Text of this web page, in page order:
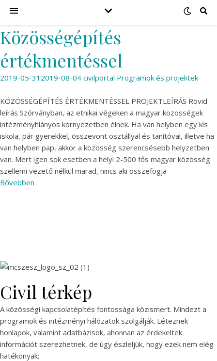
Közösségépítés
értékmentéssel
2019-05-31 2019-08-04 civilportal Programok és projektek
KÖZÖSSÉGÉPÍTÉS ÉRTÉKMENTÉSSEL PROJEKTLEÍRÁS Rövid
leírás Szórványban, az etnikai végeken a magyar közösségek
intézményhiányos környezetben élnek. Ha van helyben egy kis
iskola, pár gyerekkel, összevont osztállyal és tanítóval, illetve ha
van helyben pap, akkor a közösség szerencsésebb helyzetben
van. Mert igen sok esetben a helyi 2-500 fős magyar közösség
szellemi vezető nélkül marad, nincs aki összefogja
Bővebben
Civil térkép
A közösségi kapcsolatépítés fontossága közismert. Mindezt a
programok és intézményi hálózatok szolgálják. Léteznek
honlapok, valamint adatbázisok, ahonnan az érdekeltek
információt szerezhetnek, de úgy észleljük, hogy ezek nem elég
hatékonyak: